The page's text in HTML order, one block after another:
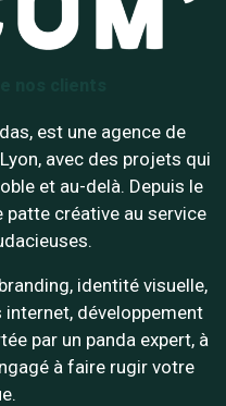
est une agence de
avec des projets qui
et au-delà. Depuis le
créative au service
identité visuelle,
développement
par un panda expert, à
à faire rugir votre